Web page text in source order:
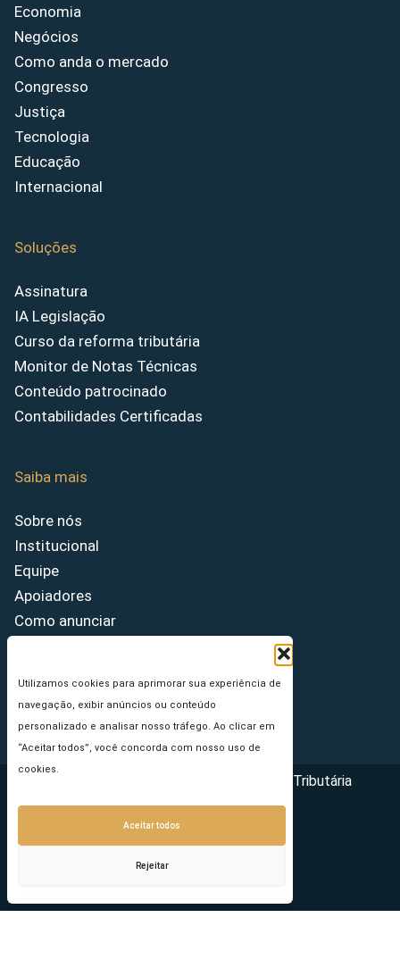
Utilizamos cookies para aprimorar sua experiência de
navegação, exibir anúncios ou conteúdo
personalizado e analisar nosso tráfego. Ao clicar em
“Aceitar todos”, você concorda com nosso uso de
cookies.
Aceitar todos
Rejeitar
Economia
Negócios
Como anda o mercado
Congresso
Justiça
Tecnologia
Educação
Internacional
Soluções
Assinatura
IA Legislação
Curso da reforma tributária
Monitor de Notas Técnicas
Conteúdo patrocinado
Contabilidades Certificadas
Saiba mais
Sobre nós
Institucional
Equipe
Apoiadores
Como anunciar
Princípios Editoriais
Copyright © 2026 - Portal da Reforma Tributária